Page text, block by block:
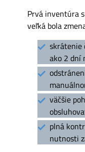
Prvá inventúra
veľká bola
skrátenie
ako 2 dní
väčšie
plná
nutnosti